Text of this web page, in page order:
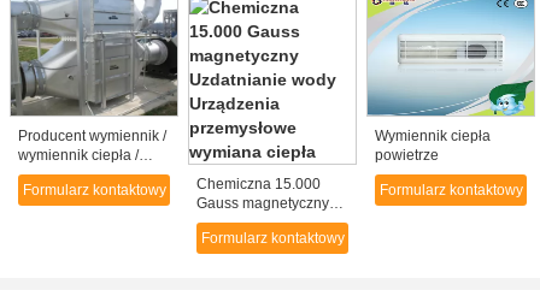
Producent wymiennik /
wymiennik ciepła /
YXH-02-DH80 / 80W /
K / 48V DC / 180W /
Formularz kontaktowy
Chemiczna 15.000
Gauss magnetyczny
Uzdatnianie wody
Urządzenia
Formularz kontaktowy
Wymiennik ciepła
powietrze
Formularz kontaktowy